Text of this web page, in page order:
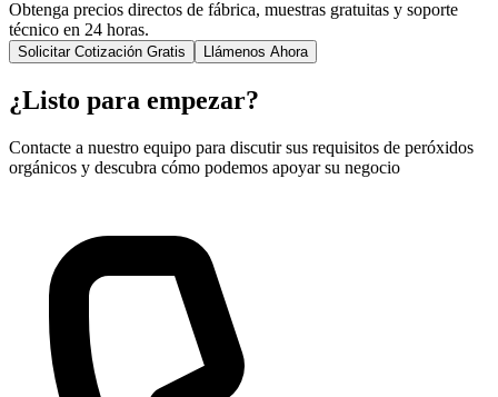
Obtenga precios directos de fábrica, muestras gratuitas y soporte
técnico en 24 horas.
Solicitar Cotización Gratis Llámenos Ahora
¿Listo para empezar?
Contacte a nuestro equipo para discutir sus requisitos de peróxidos
orgánicos y descubra cómo podemos apoyar su negocio